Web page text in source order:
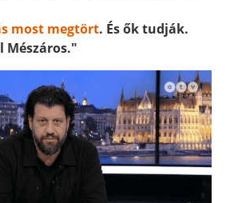
most megtört. És ők tudják.
Mészáros."